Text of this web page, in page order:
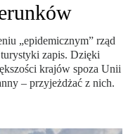
„epidemicznym” rząd
zapis. Dzięki
krajów spoza Unii
– przyjeżdżać z nich.